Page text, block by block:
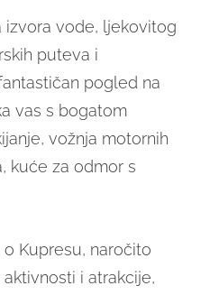
izvora vode, ljekovitog
puteva i
pogled na
vas s bogatom
vožnja motornih
kuće za odmor s
Kupresu, naročito
i atrakcije,